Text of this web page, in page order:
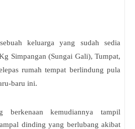
keluarga yang sudah sedia
Simpangan (Sungai Gali), Tumpat,
rumah tempat berlindung pula
baru ini.
berkenaan kemudiannya tampil
dinding yang berlubang akibat